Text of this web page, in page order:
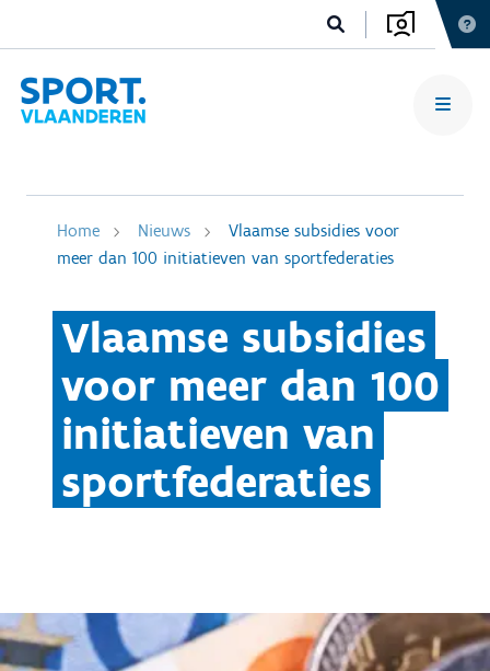
Home Nieuws
Vlaamse subsidies voor
meer dan 100 initiatieven van sportfederaties
Vlaamse subsidies
voor meer dan 100
initiatieven van
sportfederaties